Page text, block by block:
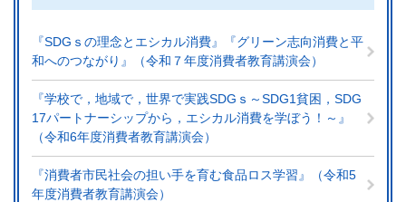
『SDGｓの理念とエシカル消費』『グリーン志向消費と平
和へのつながり』（令和７年度消費者教育講演会）
『学校で，地域で，世界で実践SDGｓ～SDG1貧困，SDG
17パートナーシップから，エシカル消費を学ぼう！～』
（令和6年度消費者教育講演会）
『消費者市民社会の担い手を育む食品ロス学習』（令和5
年度消費者教育講演会）